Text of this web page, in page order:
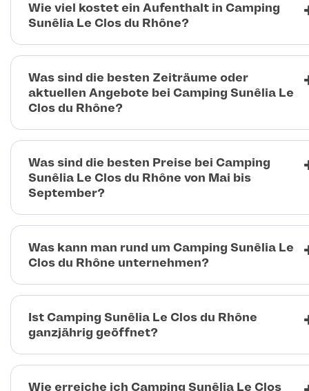
Wie viel kostet ein Aufenthalt in Camping
Sunêlia Le Clos du Rhône?
Was sind die besten Zeiträume oder
aktuellen Angebote bei Camping Sunêlia Le
Clos du Rhône?
Was sind die besten Preise bei Camping
Sunêlia Le Clos du Rhône von Mai bis
September?
Was kann man rund um Camping Sunêlia Le
Clos du Rhône unternehmen?
Ist Camping Sunêlia Le Clos du Rhône
ganzjährig geöffnet?
Wie erreiche ich Camping Sunêlia Le Clos